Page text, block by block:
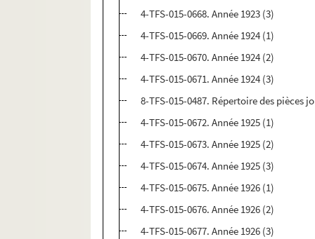
4-TFS-015-0668. Année 1923 (3)
4-TFS-015-0669. Année 1924 (1)
4-TFS-015-0670. Année 1924 (2)
4-TFS-015-0671. Année 1924 (3)
8-TFS-015-0487. Répertoire des pièces
4-TFS-015-0672. Année 1925 (1)
4-TFS-015-0673. Année 1925 (2)
4-TFS-015-0674. Année 1925 (3)
4-TFS-015-0675. Année 1926 (1)
4-TFS-015-0676. Année 1926 (2)
4-TFS-015-0677. Année 1926 (3)